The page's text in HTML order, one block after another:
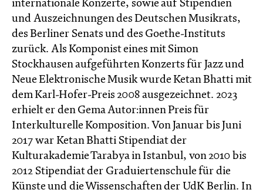
internationale Konzerte, sowie auf Stipendien
und Auszeichnungen des Deutschen Musikrats,
des Berliner Senats und des Goethe-Instituts
zurück. Als Komponist eines mit Simon
Stockhausen aufgeführten Konzerts für Jazz und
Neue Elektronische Musik wurde Ketan Bhatti mit
dem Karl-Hofer-Preis 2008 ausgezeichnet. 2023
erhielt er den Gema Autor:innen Preis für
Interkulturelle Komposition. Von Januar bis Juni
2017 war Ketan Bhatti Stipendiat der
Kulturakademie Tarabya in Istanbul, von 2010 bis
2012 Stipendiat der Graduiertenschule für die
Künste und die Wissenschaften der UdK Berlin. In